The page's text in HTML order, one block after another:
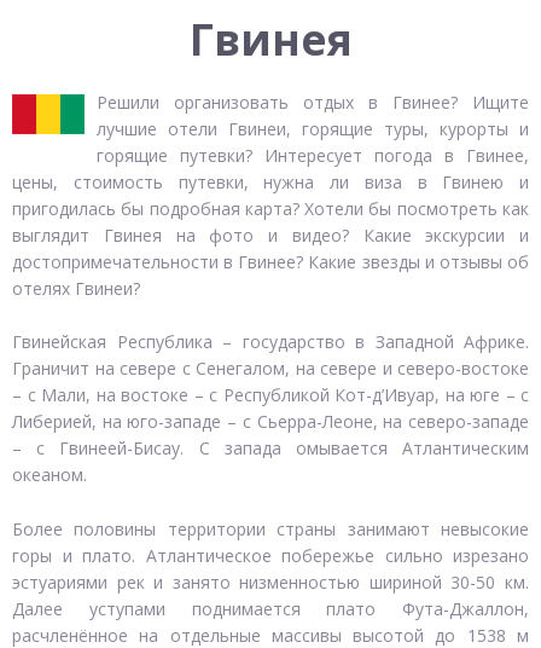
Гвинея
Решили организовать отдых в Гвинее? Ищите
лучшие отели Гвинеи, горящие туры, курорты и
горящие путевки? Интересует погода в Гвинее,
цены, стоимость путевки, нужна ли виза в Гвинею и
пригодилась бы подробная карта? Хотели бы посмотреть как
выглядит Гвинея на фото и видео? Какие экскурсии и
достопримечательности в Гвинее? Какие звезды и отзывы об
отелях Гвинеи?
Гвинейская Республика – государство в Западной Африке.
Граничит на севере с Сенегалом, на севере и северо-востоке
– с Мали, на востоке – с Республикой Кот-д’Ивуар, на юге – с
Либерией, на юго-западе – с Сьерра-Леоне, на северо-западе
– с Гвинеей-Бисау. С запада омывается Атлантическим
океаном.
Более половины территории страны занимают невысокие
горы и плато. Атлантическое побережье сильно изрезано
эстуариями рек и занято низменностью шириной 30-50 км.
Далее уступами поднимается плато Фута-Джаллон,
расчленённое на отдельные массивы высотой до 1538 м